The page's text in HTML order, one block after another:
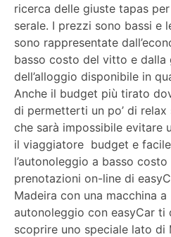
ricerca delle giuste tapas
serale. I prezzi sono bassi e
sono rappresentate
basso costo del vitto e dalla
dell’alloggio disponibile in
Anche il budget più tirato
di permetterti un po’ di relax
che sarà impossibile evitare
il viaggiatore budget e
l’autonoleggio a basso
prenotazioni on-line di
Madeira con una macchina
autonoleggio con easyCar ti
scoprire uno speciale lato di